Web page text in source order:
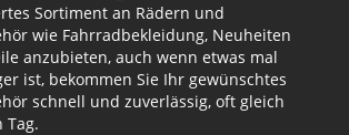
Sortiment an Rädern und
wie Fahrradbekleidung, Neuheiten
anzubieten, auch wenn etwas mal
ist, bekommen Sie Ihr gewünschtes
schnell und zuverlässig, oft gleich
Tag.